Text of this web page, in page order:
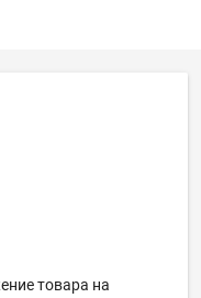
товара на